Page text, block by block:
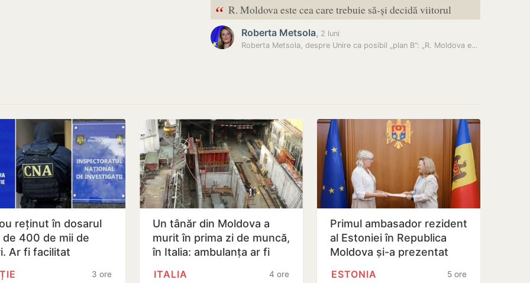
“ R. Moldova este cea care trebuie să-și decidă viitorul
Roberta Metsola, 2 luni
Roberta Metsola, despre Unire ca posibil „plan B”: „R. Moldova este…
reținut în dosarul
de 400 de mii de
Ar fi facilitat
3 ore
Un tânăr din Moldova a
murit în prima zi de muncă,
în Italia: ambulanța ar fi
4 ore
ITALIA
Primul ambasador rezident
al Estoniei în Republica
Moldova și-a prezentat
5 ore
ESTONIA